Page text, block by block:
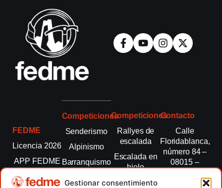
Gestionar consentimiento
FEDME
Licencia 2026
APP FEDME
Transparencia
Competiciones
Senderismo
Alpinismo
Barranquismo
Competiciones
Rallyes de
escalada
Escalada en
hielo
Esquí de
Contacto
Calle
Floridablanca,
número 84 –
08015 –